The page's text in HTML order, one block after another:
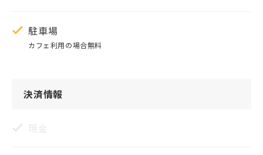
駐車場
カフェ利用の場合無料
決済情報